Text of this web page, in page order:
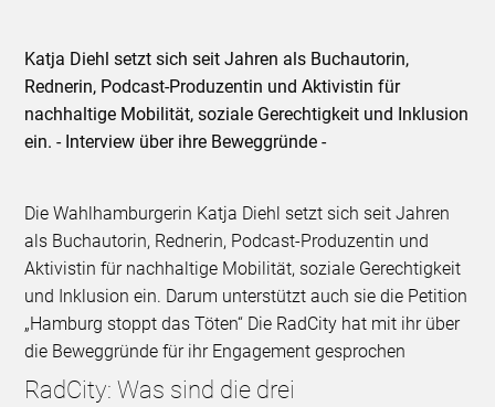
Katja Diehl setzt sich seit Jahren als Buchautorin,
Rednerin, Podcast-Produzentin und Aktivistin für
nachhaltige Mobilität, soziale Gerechtigkeit und Inklusion
ein. - Interview über ihre Beweggründe -
Die Wahlhamburgerin Katja Diehl setzt sich seit Jahren
als Buchautorin, Rednerin, Podcast-Produzentin und
Aktivistin für nachhaltige Mobilität, soziale Gerechtigkeit
und Inklusion ein. Darum unterstützt auch sie die Petition
„Hamburg stoppt das Töten“ Die RadCity hat mit ihr über
die Beweggründe für ihr Engagement gesprochen
RadCity: Was sind die drei